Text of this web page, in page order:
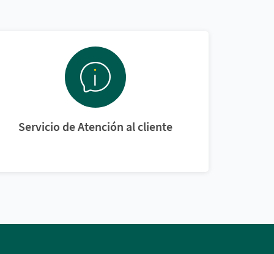
Servicio de Atención al cliente